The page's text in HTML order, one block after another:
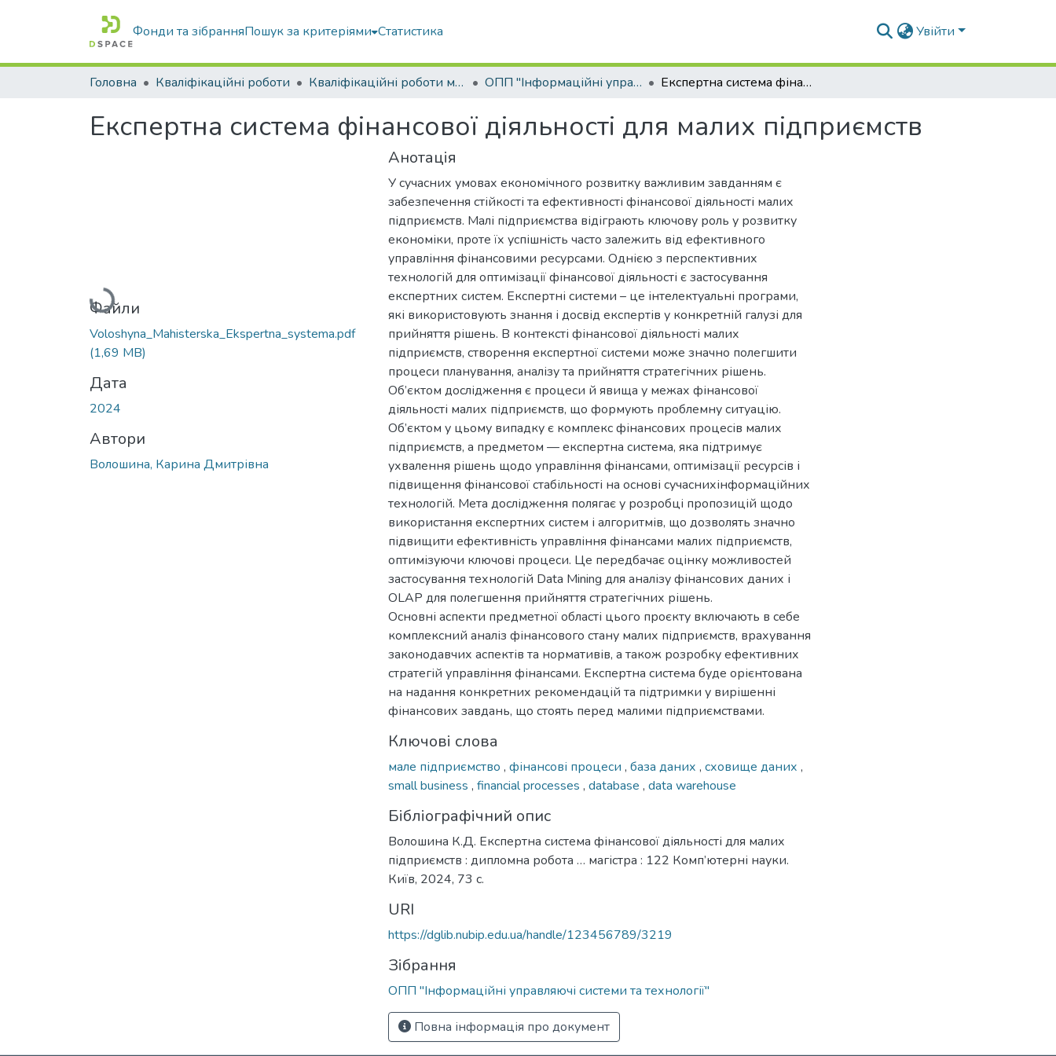
Фонди та зібранняПошук за критеріями Статистика Увійти
Головна Кваліфікаційні роботи Кваліфікаційні роботи магістрів ОПП "Інформаційні управляючі системи та технології" Експертна система фінансової діяльності для малих підприємств
Експертна система фінансової діяльності для малих підприємств
Вантажиться...
Файли
Voloshyna_Mahisterska_Ekspertna_systema.pdf
(1,69 MB)
Дата
2024
Автори
Волошина, Карина Дмитрівна
Анотація
У сучасних умовах економічного розвитку важливим завданням є
забезпечення стійкості та ефективності фінансової діяльності малих
підприємств. Малі підприємства відіграють ключову роль у розвитку
економіки, проте їх успішність часто залежить від ефективного
управління фінансовими ресурсами. Однією з перспективних
технологій для оптимізації фінансової діяльності є застосування
експертних систем. Експертні системи – це інтелектуальні програми,
які використовують знання і досвід експертів у конкретній галузі для
прийняття рішень. В контексті фінансової діяльності малих
підприємств, створення експертної системи може значно полегшити
процеси планування, аналізу та прийняття стратегічних рішень.
Об’єктом дослідження є процеси й явища у межах фінансової
діяльності малих підприємств, що формують проблемну ситуацію.
Об’єктом у цьому випадку є комплекс фінансових процесів малих
підприємств, а предметом — експертна система, яка підтримує
ухвалення рішень щодо управління фінансами, оптимізації ресурсів і
підвищення фінансової стабільності на основі сучаснихінформаційних
технологій. Мета дослідження полягає у розробці пропозицій щодо
використання експертних систем і алгоритмів, що дозволять значно
підвищити ефективність управління фінансами малих підприємств,
оптимізуючи ключові процеси. Це передбачає оцінку можливостей
застосування технологій Data Mining для аналізу фінансових даних і
OLAP для полегшення прийняття стратегічних рішень.
Основні аспекти предметної області цього проєкту включають в себе
комплексний аналіз фінансового стану малих підприємств, врахування
законодавчих аспектів та нормативів, а також розробку ефективних
стратегій управління фінансами. Експертна система буде орієнтована
на надання конкретних рекомендацій та підтримки у вирішенні
фінансових завдань, що стоять перед малими підприємствами.
Ключові слова
мале підприємство , фінансові процеси , база даних , сховище даних ,
small business , financial processes , database , data warehouse
Бібліографічний опис
Волошина К.Д. Експертна система фінансової діяльності для малих
підприємств : дипломна робота … магістра : 122 Комп’ютерні науки.
Київ, 2024, 73 с.
URI
https://dglib.nubip.edu.ua/handle/123456789/3219
Зібрання
ОПП "Інформаційні управляючі системи та технології"
Повна інформація про документ